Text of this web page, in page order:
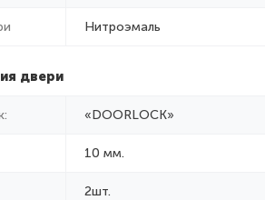
Нитроэмаль
двери
«DOORLOCK»
10 мм.
2шт.